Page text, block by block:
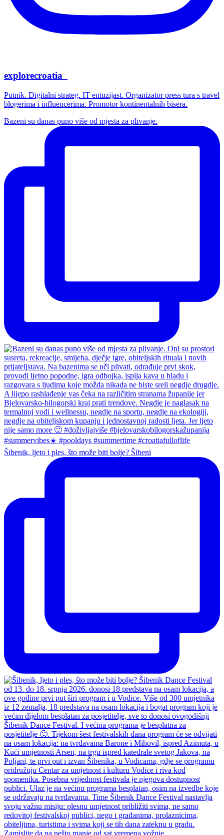
explorecroatia_
Putnik. Digitalni strateg. IT entuzijast. Organizator press tura s travel
blogerima i influencerima. Promotor kontinentalnih bisera.
Bazeni su danas puno više od mjesta za plivanje.
Šibenik, ljeto i ples, što može biti bolje? Šibeni
Zamislite da na nešto manje od sat vremena vožnje